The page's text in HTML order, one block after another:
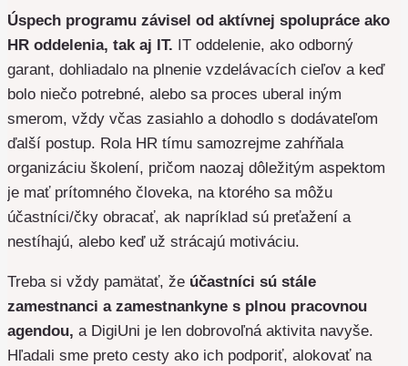
Úspech programu závisel od aktívnej spolupráce ako
HR oddelenia, tak aj IT. IT oddelenie, ako odborný
garant, dohliadalo na plnenie vzdelávacích cieľov a keď
bolo niečo potrebné, alebo sa proces uberal iným
smerom, vždy včas zasiahlo a dohodlo s dodávateľom
ďalší postup. Rola HR tímu samozrejme zahŕňala
organizáciu školení, pričom naozaj dôležitým aspektom
je mať prítomného človeka, na ktorého sa môžu
účastníci/čky obracať, ak napríklad sú preťažení a
nestíhajú, alebo keď už strácajú motiváciu.
Treba si vždy pamätať, že účastníci sú stále
zamestnanci a zamestnankyne s plnou pracovnou
agendou, a DigiUni je len dobrovoľná aktivita navyše.
Hľadali sme preto cesty ako ich podporiť, alokovať na